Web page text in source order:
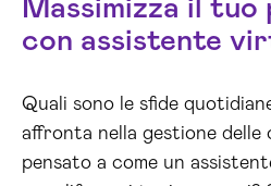
Massimizza il tuo
con assistente
Quali sono le sfide
affronta nella gestione delle
pensato a come un